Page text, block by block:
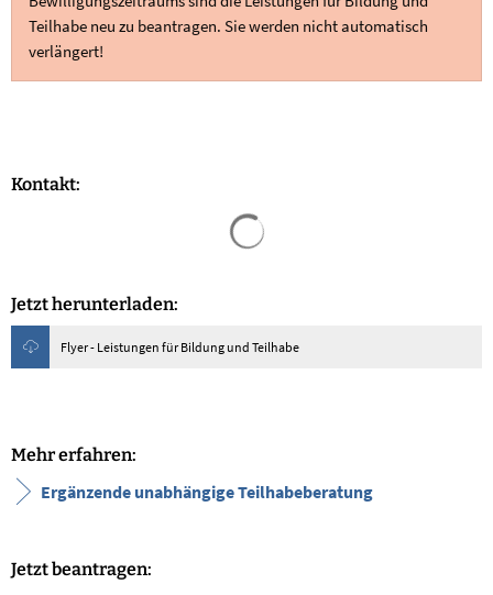
Teilhabe neu zu beantragen. Sie werden nicht automatisch
verlängert!
Kontakt:
Jetzt herunterladen:
Flyer - Leistungen für Bildung und Teilhabe
Mehr erfahren:
Ergänzende unabhängige Teilhabeberatung
Jetzt beantragen: